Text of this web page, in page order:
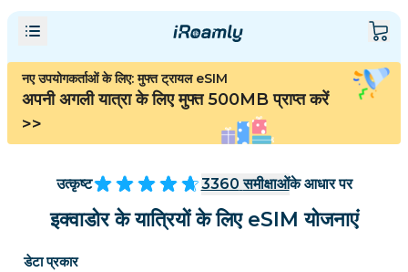
नए उपयोगकर्ताओं के लिए: मुफ्त ट्रायल eSIM
अपनी अगली यात्रा के लिए मुफ्त 500MB प्राप्त करें
>>
उत्कृष्ट 3360 समीक्षाओंके आधार पर
इक्वाडोर के यात्रियों के लिए eSIM योजनाएं
डेटा प्रकार